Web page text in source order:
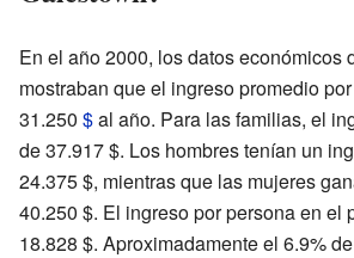
En el año 2000, los datos económicos
mostraban que el ingreso promedio
31.250 $al año. Para las familias, el
de 37.917 $. Los hombres tenían un
24.375 $, mientras que las mujeres
40.250 $. El ingreso por persona en el
18.828 $. Aproximadamente el 6.9%